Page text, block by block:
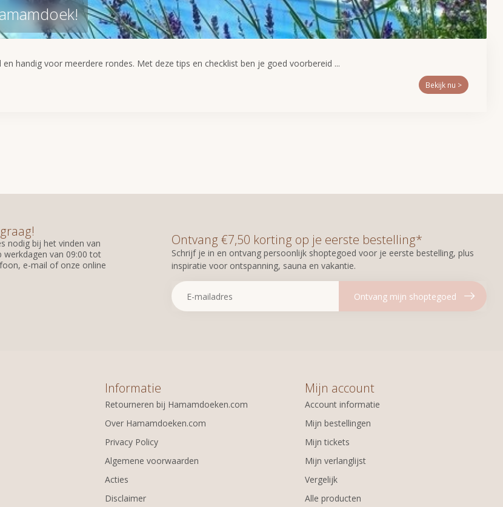
handig voor meerdere rondes. Met deze tips en checklist ben je goed voorbereid ...
Bekijk nu >
nodig bij het vinden van
werkdagen van 09:00 tot
e-mail of onze online
Ontvang €7,50 korting op je eerste bestelling*
Schrijf je in en ontvang persoonlijk shoptegoed voor je eerste bestelling, plus
inspiratie voor ontspanning, sauna en vakantie.
Ontvang mijn shoptegoed
Informatie
Retourneren bij Hamamdoeken.com
Over Hamamdoeken.com
Privacy Policy
Algemene voorwaarden
Acties
Disclaimer
Mijn account
Account informatie
Mijn bestellingen
Mijn tickets
Mijn verlanglijst
Vergelijk
Alle producten